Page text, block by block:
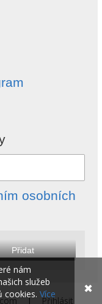
osobních
Přidat
| Přihlásit
nám
služeb
cookies. Více
✖